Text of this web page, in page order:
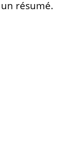
résumé.